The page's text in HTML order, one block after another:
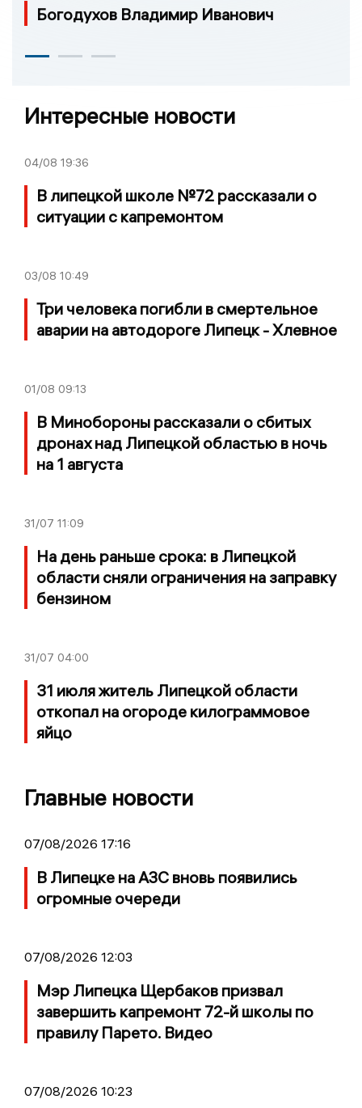
Богодухов Владимир Иванович
Интересные новости
04/08 19:36
В липецкой школе №72 рассказали о
ситуации с капремонтом
03/08 10:49
Три человека погибли в смертельное
аварии на автодороге Липецк - Хлевное
01/08 09:13
В Минобороны рассказали о сбитых
дронах над Липецкой областью в ночь
на 1 августа
31/07 11:09
На день раньше срока: в Липецкой
области сняли ограничения на заправку
бензином
31/07 04:00
31 июля житель Липецкой области
откопал на огороде килограммовое
яйцо
Главные новости
07/08/2026 17:16
В Липецке на АЗС вновь появились
огромные очереди
07/08/2026 12:03
Мэр Липецка Щербаков призвал
завершить капремонт 72-й школы по
правилу Парето. Видео
07/08/2026 10:23